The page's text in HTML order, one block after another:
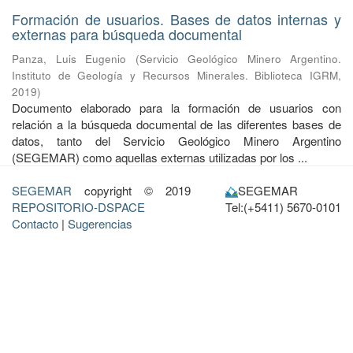
Formación de usuarios. Bases de datos internas y
externas para búsqueda documental
Panza, Luis Eugenio (Servicio Geológico Minero Argentino.
Instituto de Geología y Recursos Minerales. Biblioteca IGRM,
2019)
Documento elaborado para la formación de usuarios con
relación a la búsqueda documental de las diferentes bases de
datos, tanto del Servicio Geológico Minero Argentino
(SEGEMAR) como aquellas externas utilizadas por los ...
SEGEMAR copyright © 2019
REPOSITORIO-DSPACE
Contacto | Sugerencias
SEGEMAR
Tel:(+5411) 5670-0101